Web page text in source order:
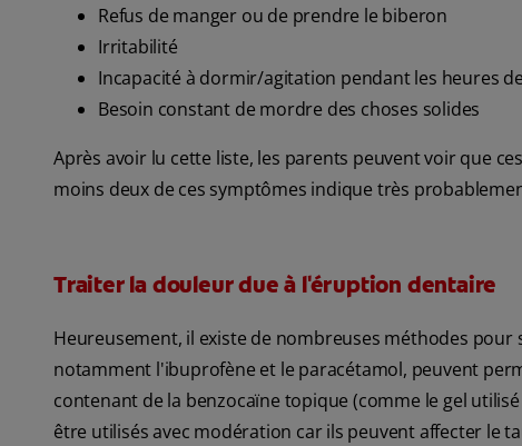
Refus de manger ou de prendre le biberon
Irritabilité
Incapacité à dormir/agitation pendant les heures
Besoin constant de mordre des choses solides
Après avoir lu cette liste, les parents peuvent voir que
moins deux de ces symptômes indique très
Traiter la douleur due à l'éruption dentaire
Heureusement, il existe de nombreuses méthodes pour
notamment l'ibuprofène et le paracétamol, peuvent
contenant de la benzocaïne topique (comme le gel
être utilisés avec modération car ils peuvent affecter le